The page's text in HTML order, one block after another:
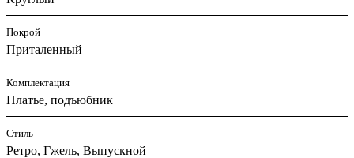
Покрой
Приталенный
Комплектация
Платье, подъюбник
Стиль
Ретро, Гжель, Выпускной